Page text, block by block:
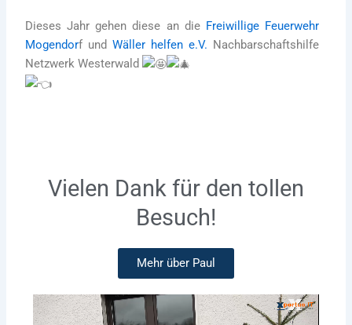
Dieses Jahr gehen diese an die Freiwillige Feuerwehr
MogendorfundWäller helfen e.V. Nachbarschaftshilfe
Netzwerk Westerwald
Vielen Dank für den tollen
Besuch!
Mehr über Paul